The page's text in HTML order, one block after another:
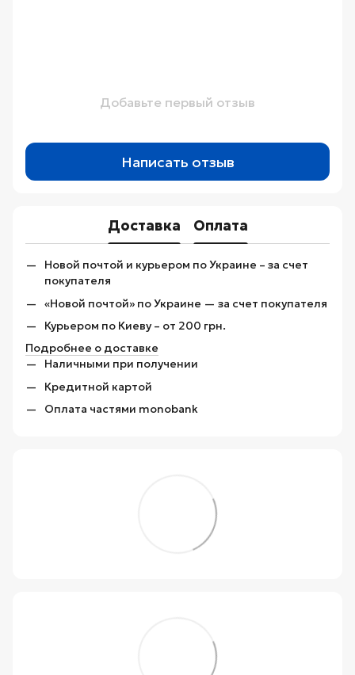
Добавьте первый отзыв
Написать отзыв
Доставка Оплата
Новой почтой и курьером по Украине – за счет
покупателя
«Новой почтой» по Украине — за счет покупателя
Курьером по Киеву – от 200 грн.
Подробнее о доставке
Наличными при получении
Кредитной картой
Оплата частями monobank